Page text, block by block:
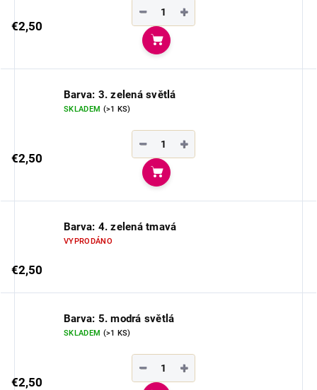
€2,50
+
−
Do košíka
Barva: 3. zelená světlá
SKLADEM (>1 KS)
€2,50
+
−
Do košíka
Barva: 4. zelená tmavá
VYPRODÁNO
€2,50
Barva: 5. modrá světlá
SKLADEM (>1 KS)
€2,50
+
−